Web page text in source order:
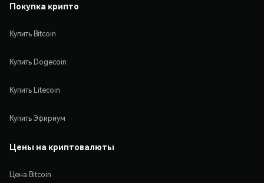
Покупка крипто
Купить Bitcoin
Купить Dogecoin
Купить Litecoin
Купить Эфириум
Цены на криптовалюты
Цена Bitcoin